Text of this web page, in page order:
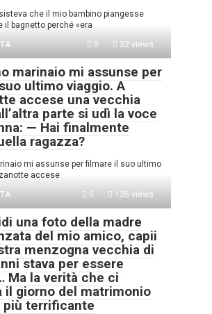
che il mio bambino piangesse
il bagnetto perché «era
0 32 views
marinaio mi assunse per
ultimo viaggio. A
accese una vecchia
parte si udì la voce
— Hai finalmente
ragazza?
mi assunse per filmare il suo ultimo
accese
0 135 views
una foto della madre
del mio amico, capii
menzogna vecchia di
stava per essere
Ma la verità che ci
il giorno del matrimonio
più terrificante